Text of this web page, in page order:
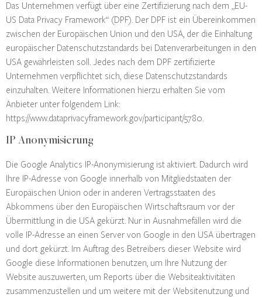
Das Unternehmen verfügt über eine Zertifizierung nach dem „EU-
US Data Privacy Framework“ (DPF). Der DPF ist ein Übereinkommen
zwischen der Europäischen Union und den USA, der die Einhaltung
europäischer Datenschutzstandards bei Datenverarbeitungen in den
USA gewährleisten soll. Jedes nach dem DPF zertifizierte
Unternehmen verpflichtet sich, diese Datenschutzstandards
einzuhalten. Weitere Informationen hierzu erhalten Sie vom
Anbieter unter folgendem Link:
https://www.dataprivacyframework.gov/participant/5780.
IP Anonymisierung
Die Google Analytics IP-Anonymisierung ist aktiviert. Dadurch wird
Ihre IP-Adresse von Google innerhalb von Mitgliedstaaten der
Europäischen Union oder in anderen Vertragsstaaten des
Abkommens über den Europäischen Wirtschaftsraum vor der
Übermittlung in die USA gekürzt. Nur in Ausnahmefällen wird die
volle IP-Adresse an einen Server von Google in den USA übertragen
und dort gekürzt. Im Auftrag des Betreibers dieser Website wird
Google diese Informationen benutzen, um Ihre Nutzung der
Website auszuwerten, um Reports über die Websiteaktivitäten
zusammenzustellen und um weitere mit der Websitenutzung und